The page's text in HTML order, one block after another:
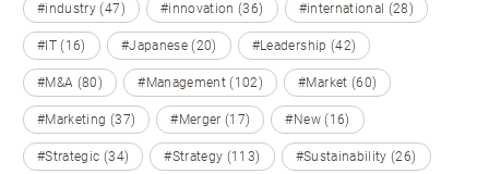
#industry (47) #innovation (36) #international (28)
#IT (16) #Japanese (20) #Leadership (42)
#M&A (80) #Management (102) #Market (60)
#Marketing (37) #Merger (17) #New (16)
#Strategic (34) #Strategy (113) #Sustainability (26)